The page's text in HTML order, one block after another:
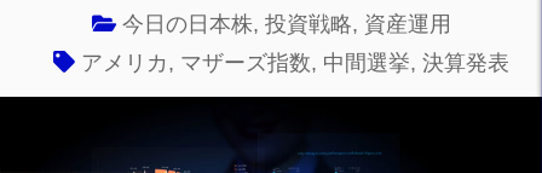
今日の日本株, 投資戦略, 資産運用
アメリカ, マザーズ指数, 中間選挙,決算発表